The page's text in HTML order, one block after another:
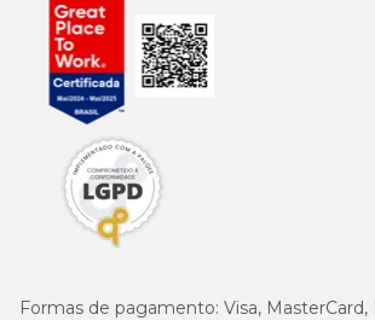
Formas de pagamento: Visa, MasterCard,